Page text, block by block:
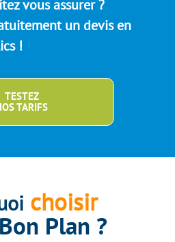
vous assurer ?
un devis en
!
TESTEZ
TARIFS
choisir
Plan ?